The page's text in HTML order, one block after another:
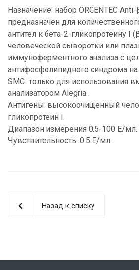
Назначение: набор ORGENTEC
предназначен для
антител к бета-2-гликопротеину I
человеческой сыворотки или
иммуноферментного анализа с
антифосфолипидного синдрома на
SMC только для использования
анализатором Alegria .
Антигены: высокоочищенный
гликопротеин I.
Диапазон измерения 0.5-100 Е/мл.
Чувствительность: 0.5 Е/мл.
Назад к списку